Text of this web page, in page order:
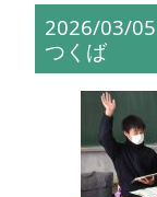
2026/03/
つくば